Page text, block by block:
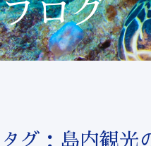
ブログ
タグ：島内観光